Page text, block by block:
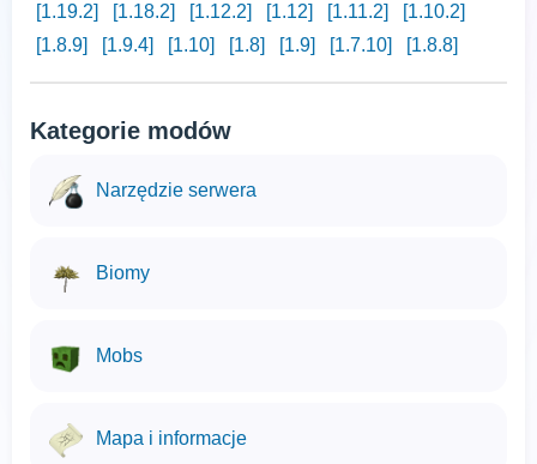
[1.19.2] [1.18.2] [1.12.2] [1.12] [1.11.2]
[1.10.2]
[1.8.9]
[1.9.4] [1.10] [1.8] [1.9] [1.7.10] [1.8.8]
Kategorie modów
Narzędzie serwera
Biomy
Mobs
Mapa i informacje